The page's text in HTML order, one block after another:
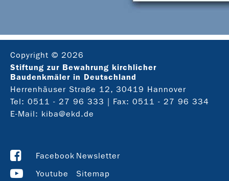
Copyright © 2026
Stiftung zur Bewahrung kirchlicher
Baudenkmäler in Deutschland
Herrenhäuser Straße 12, 30419 Hannover
Tel: 0511 - 27 96 333 | Fax: 0511 - 27 96 334
E-Mail: kiba@ekd.de
Facebook
Youtube
Newsletter
Sitemap